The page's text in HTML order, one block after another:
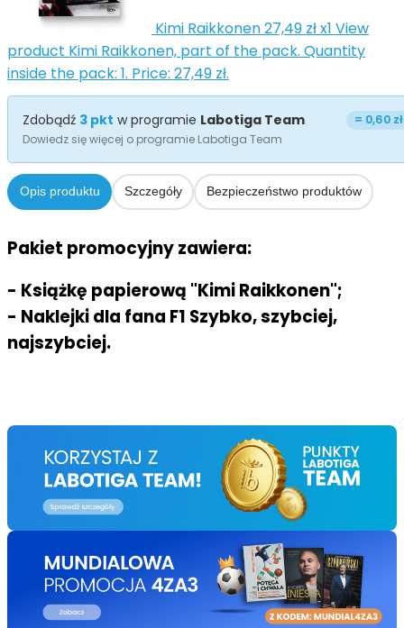
Kimi Raikkonen27,49 złx1 View
product Kimi Raikkonen, part of the pack. Quantity
inside the pack: 1. Price: 27,49 zł.
Zdobądź 3 pkt w programie Labotiga Team = 0,60 zł
Dowiedz się więcej o programie Labotiga Team
Opis produktu Szczegóły Bezpieczeństwo produktów
Pakiet promocyjny zawiera:
- Książkę papierową "Kimi Raikkonen";
- Naklejki dla fana F1 Szybko, szybciej,
najszybciej.